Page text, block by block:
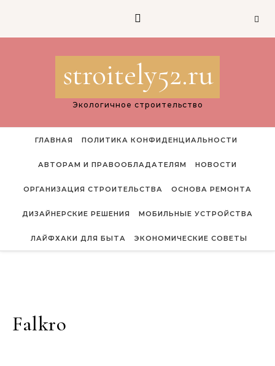
stroitely52.ru
Экологичное строительство
ГЛАВНАЯ ПОЛИТИКА КОНФИДЕНЦИАЛЬНОСТИ
АВТОРАМ И ПРАВООБЛАДАТЕЛЯМ НОВОСТИ
ОРГАНИЗАЦИЯ СТРОИТЕЛЬСТВА ОСНОВА РЕМОНТА
ДИЗАЙНЕРСКИЕ РЕШЕНИЯ МОБИЛЬНЫЕ УСТРОЙСТВА
ЛАЙФХАКИ ДЛЯ БЫТА ЭКОНОМИЧЕСКИЕ СОВЕТЫ
Falkro